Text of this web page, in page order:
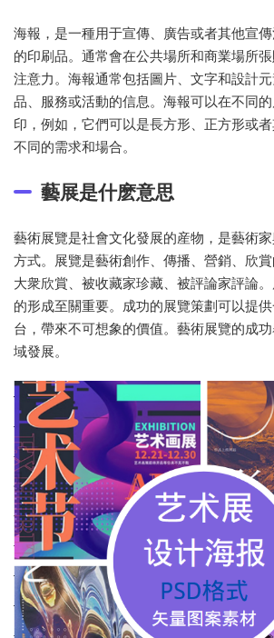
海報，是一種用于宣傳、廣告或者其他宣
的印刷品。通常會在公共場所和商業場所
注意力。海報通常包括圖片、文字和設計
品、服務或活動的信息。海報可以在不同
印，例如，它們可以是長方形、正方形或
不同的需求和場合。
藝展是什麽意思
藝術展覽是社會文化發展的産物，是藝術
方式。展覽是藝術創作、傳播、營銷、欣
大衆欣賞、被收藏家珍藏、被評論家評論
的形成至關重要。成功的展覽策劃可以提
台，帶來不可想象的價值。藝術展覽的成
域發展。